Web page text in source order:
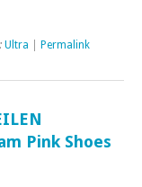
Ultra Permalink
Pink Shoes